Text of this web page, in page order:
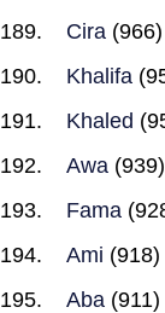
Cira (966)
Khalifa
Khaled
Awa (939)
Fama
Ami (918)
Aba (911)